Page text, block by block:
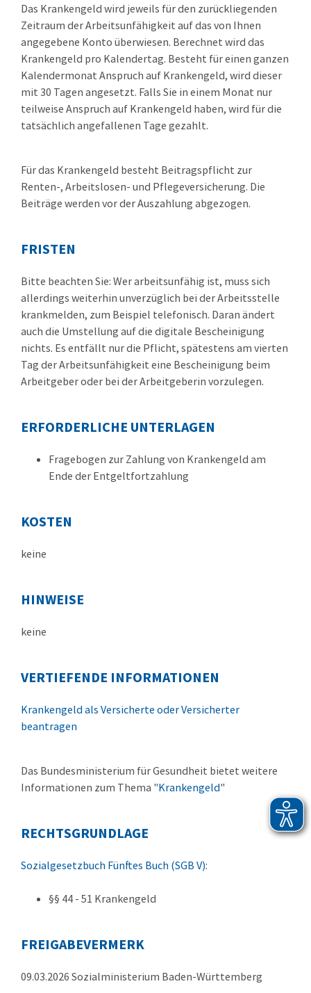
Das Krankengeld wird jeweils für den zurückliegenden
Zeitraum der Arbeitsunfähigkeit auf das von Ihnen
angegebene Konto überwiesen. Berechnet wird das
Krankengeld pro Kalendertag. Besteht für einen ganzen
Kalendermonat Anspruch auf Krankengeld, wird dieser
mit 30 Tagen angesetzt. Falls Sie in einem Monat nur
teilweise Anspruch auf Krankengeld haben, wird für die
tatsächlich angefallenen Tage gezahlt.
Für das Krankengeld besteht Beitragspflicht zur
Renten-, Arbeitslosen- und Pflegeversicherung. Die
Beiträge werden vor der Auszahlung abgezogen.
FRISTEN
Bitte beachten Sie: Wer arbeitsunfähig ist, muss sich
allerdings weiterhin unverzüglich bei der Arbeitsstelle
krankmelden, zum Beispiel telefonisch. Daran ändert
auch die Umstellung auf die digitale Bescheinigung
nichts. Es entfällt nur die Pflicht, spätestens am vierten
Tag der Arbeitsunfähigkeit eine Bescheinigung beim
Arbeitgeber oder bei der Arbeitgeberin vorzulegen.
ERFORDERLICHE UNTERLAGEN
Fragebogen zur Zahlung von Krankengeld am
Ende der Entgeltfortzahlung
KOSTEN
keine
HINWEISE
keine
VERTIEFENDE INFORMATIONEN
Krankengeld als Versicherte oder Versicherter
beantragen
Das Bundesministerium für Gesundheit bietet weitere
Informationen zum Thema "Krankengeld"
RECHTSGRUNDLAGE
Sozialgesetzbuch Fünftes Buch (SGB V):
§§ 44 - 51 Krankengeld
FREIGABEVERMERK
09.03.2026 Sozialministerium Baden-Württemberg